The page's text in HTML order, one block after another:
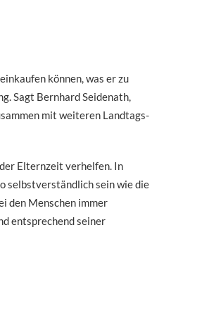
können, was er zu
Sagt Bernhard Seidenath,
mit weiteren Landtags-
Elternzeit verhelfen. In
selbstverständlich sein wie die
den Menschen immer
entsprechend seiner